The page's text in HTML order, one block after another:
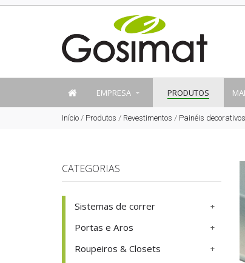
EMPRESA PRODUTOS
Início / Produtos / Revestimentos / Painéis decorativos
CATEGORIAS
Sistemas de correr
Portas e Aros
Roupeiros & Closets